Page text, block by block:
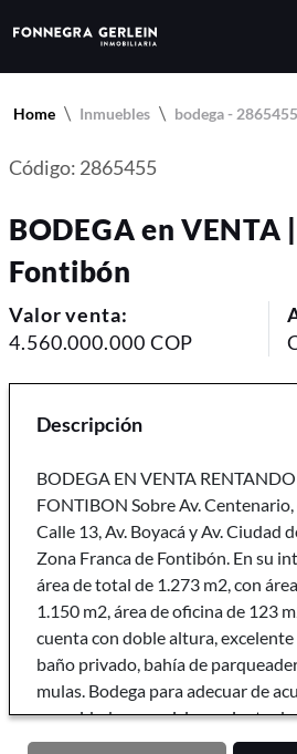
Home Inmuebles bodega - 2865455
Código: 2865455
BODEGA en VENTA |
Fontibón
Valor venta:
4.560.000.000 COP
Descripción
BODEGA EN VENTA
FONTIBON Sobre Av. Centenario,
Calle 13, Av. Boyacá y Av. Ciudad
Zona Franca de Fontibón. En su
área de total de 1.273 m2, con
1.150 m2, área de oficina de 123
cuenta con doble altura,
baño privado, bahía de
mulas. Bodega para adecuar de
necesidades y posicionamiento de